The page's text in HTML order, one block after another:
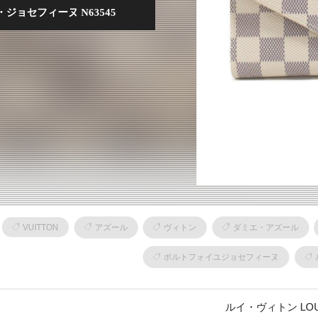
ジョセフィーヌ N63545
VUITTON アズール ヴィトン ダミエ・アズール
ポルトフォイユジョセフィーヌ
ルイ・ヴィトン